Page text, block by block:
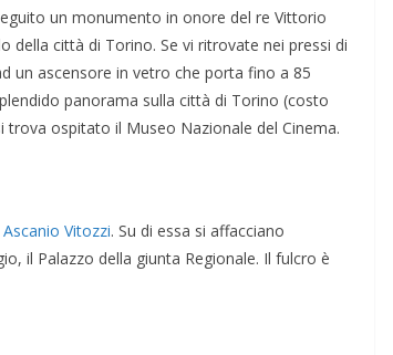
un monumento in onore del re Vittorio
della città di Torino. Se vi ritrovate nei pressi di
un ascensore in vetro che porta fino a 85
panorama sulla città di Torino (costo
trova ospitato il Museo Nazionale del Cinema.
Ascanio Vitozzi. Su di essa si affacciano
il Palazzo della giunta Regionale. Il fulcro è